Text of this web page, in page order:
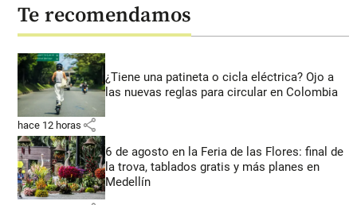
Te recomendamos
¿Tiene una patineta o cicla eléctrica? Ojo a
las nuevas reglas para circular en Colombia
hace 12 horas share
6 de agosto en la Feria de las Flores: final de
la trova, tablados gratis y más planes en
Medellín